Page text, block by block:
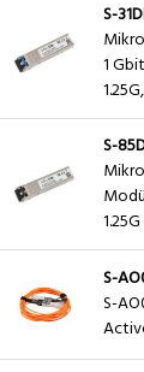
S-
1
S-
S-
S-